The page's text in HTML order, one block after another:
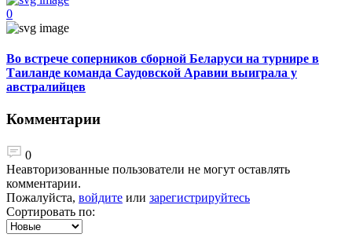
0
Во встрече соперников сборной Беларуси на турнире в
Таиланде команда Саудовской Аравии выиграла у
австралийцев
Комментарии
0
Неавторизованные пользователи не могут оставлять
комментарии.
Пожалуйста, войдите или зарегистрируйтесь
Сортировать по: